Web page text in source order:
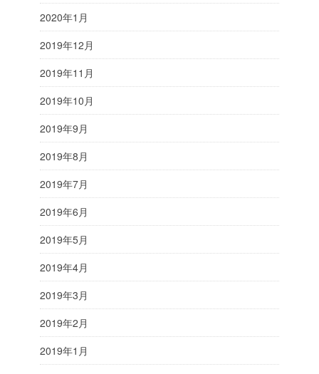
2020年1月
2019年12月
2019年11月
2019年10月
2019年9月
2019年8月
2019年7月
2019年6月
2019年5月
2019年4月
2019年3月
2019年2月
2019年1月